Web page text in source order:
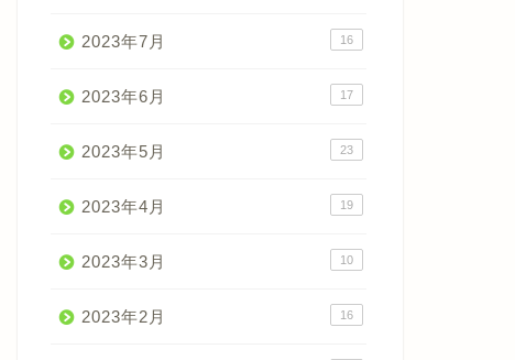
2023年7月 16
2023年6月 17
2023年5月 23
2023年4月 19
2023年3月 10
2023年2月 16